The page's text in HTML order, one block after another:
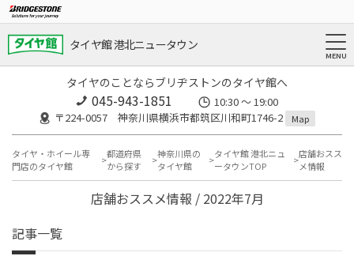
タイヤ館 港北ニュータウン
タイヤのことならブリヂストンのタイヤ館へ
045-943-1851
10:30 ～ 19:00
〒224-0057 神奈川県横浜市都筑区川和町1746-2
Map
タイヤ・ホイール専
門店のタイヤ館
都道府県
から探す
神奈川県の
タイヤ館
タイヤ館 港北ニュ
ータウンTOP
店舗おスス
メ情報
店舗おススメ情報 / 2022年7月
記事一覧